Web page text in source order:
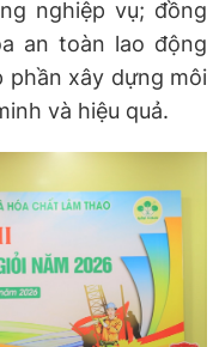
nghiệp vụ; đồng
an toàn lao động
xây dựng môi
và hiệu quả.